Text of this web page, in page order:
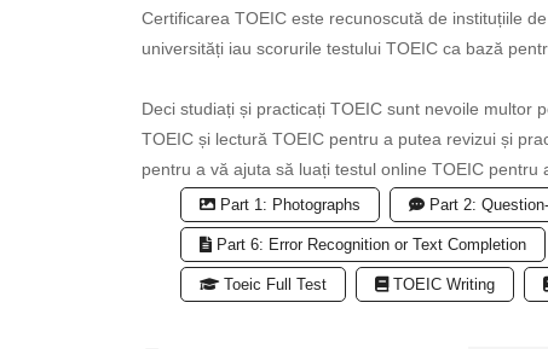
Certificarea TOEIC este recunoscută de instituțiile
universități iau scorurile testului TOEIC ca bază
Deci studiați și practicați TOEIC sunt nevoile multor
TOEIC și lectură TOEIC pentru a putea revizui și
pentru a vă ajuta să luați testul online TOEIC
Part 1: Photographs Part 2:
Part 6: Error Recognition or Text Completion
Toeic Full Test TOEIC Writing